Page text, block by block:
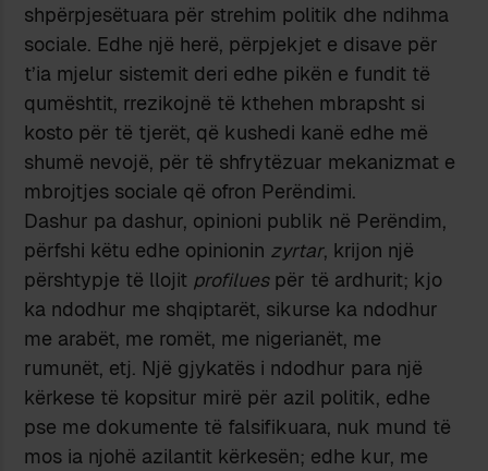
shpërpjesëtuara për strehim politik dhe ndihma
sociale. Edhe një herë, përpjekjet e disave për
t’ia mjelur sistemit deri edhe pikën e fundit të
qumështit, rrezikojnë të kthehen mbrapsht si
kosto për të tjerët, që kushedi kanë edhe më
shumë nevojë, për të shfrytëzuar mekanizmat e
mbrojtjes sociale që ofron Perëndimi.
Dashur pa dashur, opinioni publik në Perëndim,
përfshi këtu edhe opinionin zyrtar, krijon një
përshtypje të llojit profiluespër të ardhurit; kjo
ka ndodhur me shqiptarët, sikurse ka ndodhur
me arabët, me romët, me nigerianët, me
rumunët, etj. Një gjykatës i ndodhur para një
kërkese të kopsitur mirë për azil politik, edhe
pse me dokumente të falsifikuara, nuk mund të
mos ia njohë azilantit kërkesën; edhe kur, me